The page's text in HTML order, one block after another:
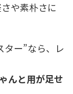
や素朴さに
ター”なら、レ
んと用が足せ